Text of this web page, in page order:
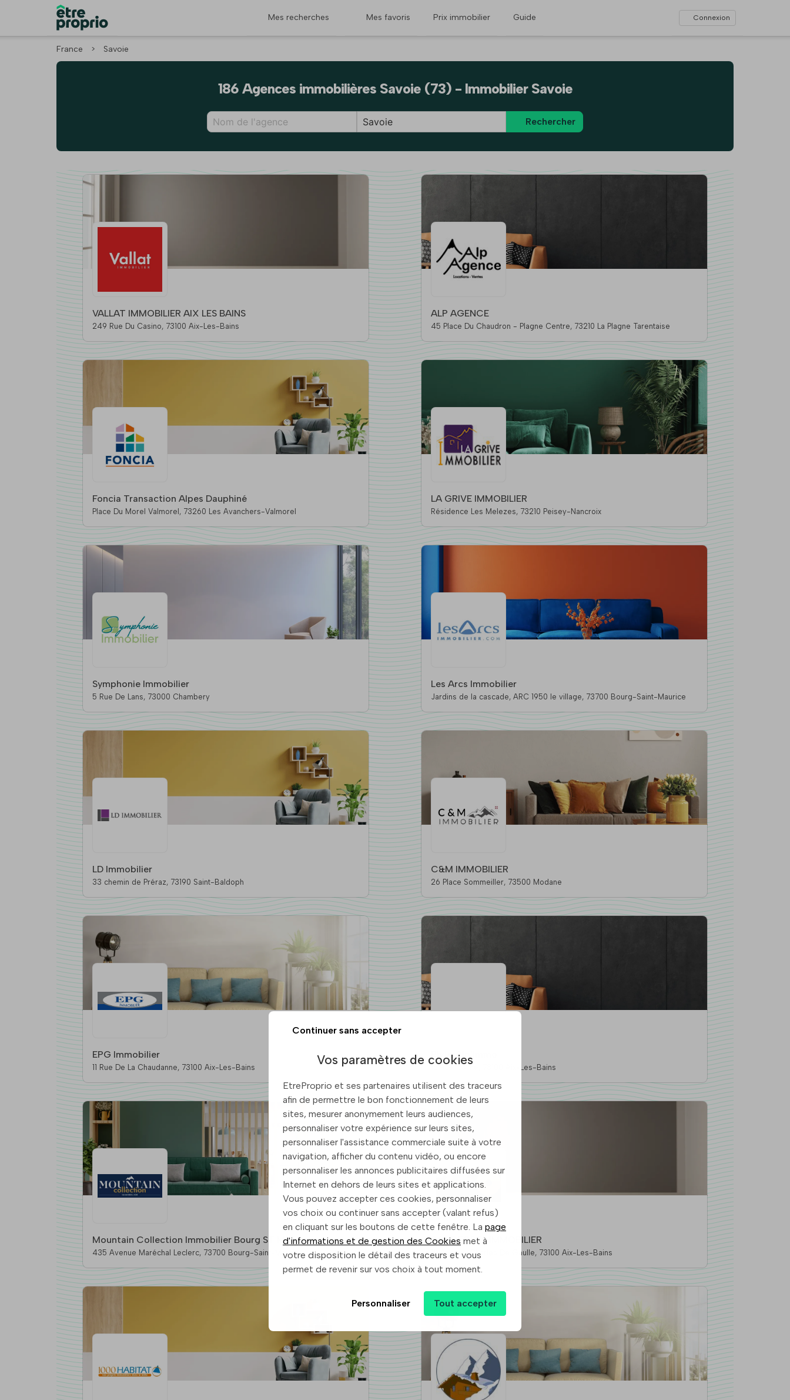
Mes recherches Mes favoris Prix immobilier Guide Connexion
France > Savoie
186 Agences immobilières Savoie (73) - Immobilier Savoie
Rechercher
VALLAT IMMOBILIER AIX LES BAINS
249 Rue Du Casino, 73100 Aix-Les-Bains
ALP AGENCE
45 Place Du Chaudron - Plagne Centre, 73210 La Plagne Tarentaise
Foncia Transaction Alpes Dauphiné
Place Du Morel Valmorel, 73260 Les Avanchers-Valmorel
LA GRIVE IMMOBILIER
Résidence Les Melezes, 73210 Peisey-Nancroix
Symphonie Immobilier
5 Rue De Lans, 73000 Chambery
Les Arcs Immobilier
Jardins de la cascade, ARC 1950 le village, 73700 Bourg-Saint-Maurice
LD Immobilier
33 chemin de Préraz, 73190 Saint-Baldoph
C&M IMMOBILIER
26 Place Sommeiller, 73500 Modane
EPG Immobilier
11 Rue De La Chaudanne, 73100 Aix-Les-Bains
RivierAlp'Immo
15 Rue Isaline, 73100 Aix-Les-Bains
Mountain Collection Immobilier Bourg ST Maurice
435 Avenue Maréchal Leclerc, 73700 Bourg-Saint-Maurice
360 DEGRES IMMOBILIER
19 Avenue Charles De Gaulle, 73100 Aix-Les-Bains
Continuer sans accepter
Vos paramètres de cookies
EtreProprio et ses partenaires utilisent des traceurs
afin de permettre le bon fonctionnement de leurs
sites, mesurer anonymement leurs audiences,
personnaliser votre expérience sur leurs sites,
personnaliser l'assistance commerciale suite à votre
navigation, afficher du contenu vidéo, ou encore
personnaliser les annonces publicitaires diffusées sur
Internet en dehors de leurs sites et applications.
Vous pouvez accepter ces cookies, personnaliser
vos choix ou continuer sans accepter (valant refus)
en cliquant sur les boutons de cette fenêtre. La page
d'informations et de gestion des Cookies met à
votre disposition le détail des traceurs et vous
permet de revenir sur vos choix à tout moment.
Personnaliser Tout accepter